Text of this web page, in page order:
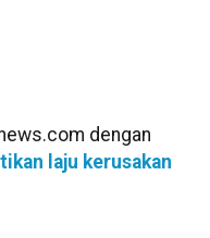
dengan
laju kerusakan